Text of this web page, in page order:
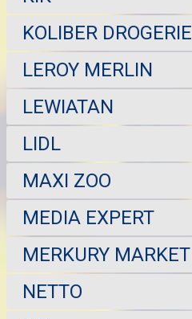
KOLIBER DROGERIE
LEROY MERLIN
LEWIATAN
LIDL
MAXI ZOO
MEDIA EXPERT
MERKURY MARKET
NETTO